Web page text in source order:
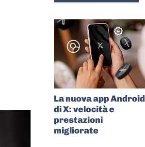
La nuova app Android
di X: velocità e
prestazioni
migliorate